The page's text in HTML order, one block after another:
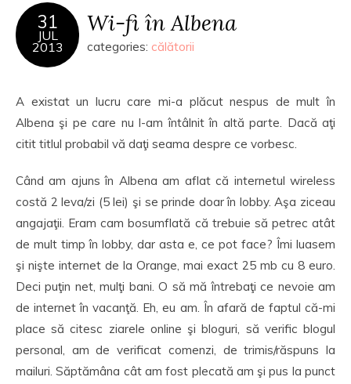
31
JUL
2013
Wi-fi în Albena
categories: călătorii
A existat un lucru care mi-a plăcut nespus de mult în
Albena şi pe care nu l-am întâlnit în altă parte. Dacă aţi
citit titlul probabil vă daţi seama despre ce vorbesc.
Când am ajuns în Albena am aflat că internetul wireless
costă 2 leva/zi (5 lei) şi se prinde doar în lobby. Aşa ziceau
angajaţii. Eram cam bosumflată că trebuie să petrec atât
de mult timp în lobby, dar asta e, ce pot face? Îmi luasem
şi nişte internet de la Orange, mai exact 25 mb cu 8 euro.
Deci puţin net, mulţi bani. O să mă întrebaţi ce nevoie am
de internet în vacanţă. Eh, eu am. În afară de faptul că-mi
place să citesc ziarele online şi bloguri, să verific blogul
personal, am de verificat comenzi, de trimis/răspuns la
mailuri. Săptămâna cât am fost plecată am şi pus la punct